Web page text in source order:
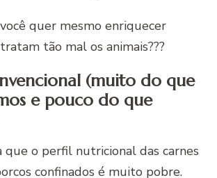
quer mesmo enriquecer
tão mal os animais???
(muito do que
e pouco do que
que o perfil nutricional das carnes
confinados é muito pobre.